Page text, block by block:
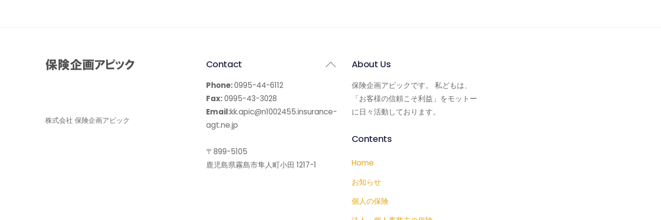
Back
株式会社 保険企画アピック
Contact
Phone:0995-44-6112
Fax:0995-43-3028
Email:kk.apic@n1002455.insurance-
agt.ne.jp
〒899-5105
鹿児島県霧島市隼人町小田 1217-1
About Us
保険企画アピックです。 私どもは、
「お客様の信頼こそ利益」をモットー
に日々活動しております。
Contents
Home
お知らせ
個人の保険